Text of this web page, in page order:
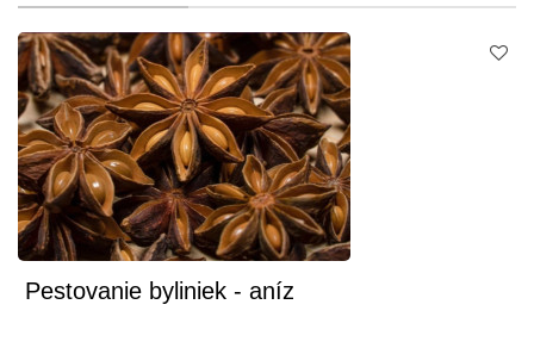
Pestovanie byliniek - aníz